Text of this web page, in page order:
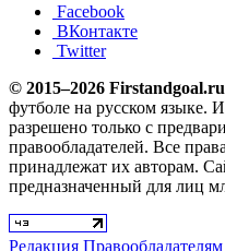
Facebook
ВКонтакте
Twitter
© 2015–2026 Firstandgoal.ru
футболе на русском языке.
разрешено только с
правообладателей. Все
принадлежат их авторам.
предназначенный для лиц
Редакция Правообладателям